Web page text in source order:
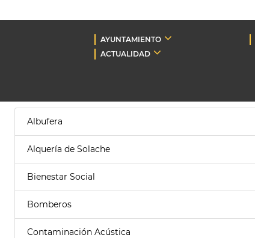
AYUNTAMIENTO
ACTUALIDAD
Albufera
Alquería de Solache
Bienestar Social
Bomberos
Contaminación Acústica